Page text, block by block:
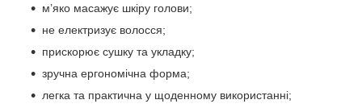
м’яко масажує шкіру голови;
не електризує волосся;
прискорює сушку та укладку;
зручна ергономічна форма;
легка та практична у щоденному використанні;